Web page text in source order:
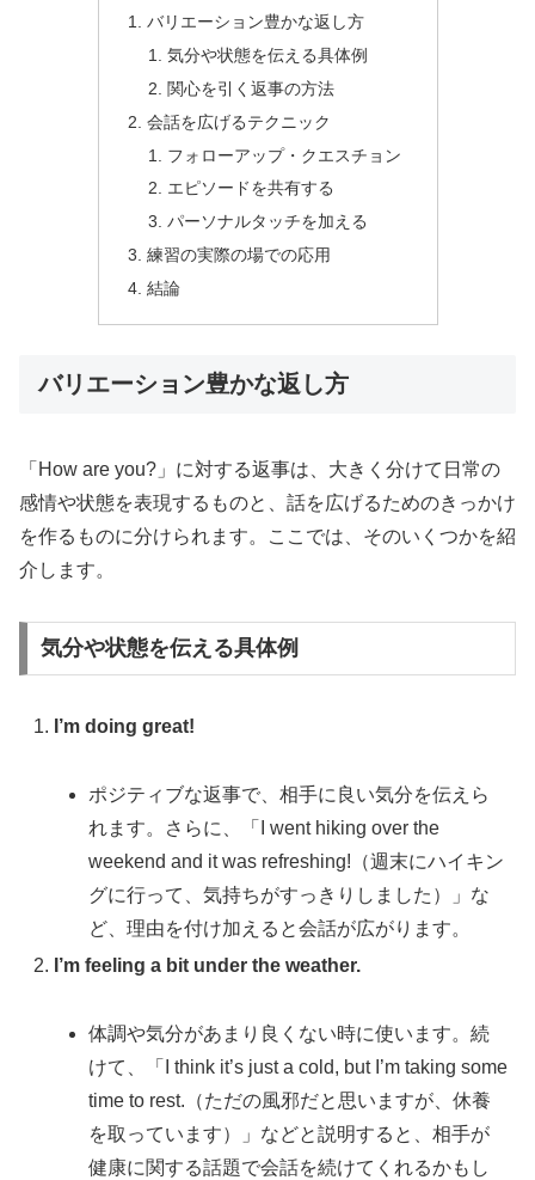
バリエーション豊かな返し方
気分や状態を伝える具体例
関心を引く返事の方法
会話を広げるテクニック
フォローアップ・クエスチョン
エピソードを共有する
パーソナルタッチを加える
練習の実際の場での応用
結論
バリエーション豊かな返し方
「How are you?」に対する返事は、大きく分けて日常の
感情や状態を表現するものと、話を広げるためのきっかけ
を作るものに分けられます。ここでは、そのいくつかを紹
介します。
気分や状態を伝える具体例
I’m doing great!
ポジティブな返事で、相手に良い気分を伝えら
れます。さらに、「I went hiking over the
weekend and it was refreshing!（週末にハイキン
グに行って、気持ちがすっきりしました）」な
ど、理由を付け加えると会話が広がります。
I’m feeling a bit under the weather.
体調や気分があまり良くない時に使います。続
けて、「I think it’s just a cold, but I’m taking some
time to rest.（ただの風邪だと思いますが、休養
を取っています）」などと説明すると、相手が
健康に関する話題で会話を続けてくれるかもし